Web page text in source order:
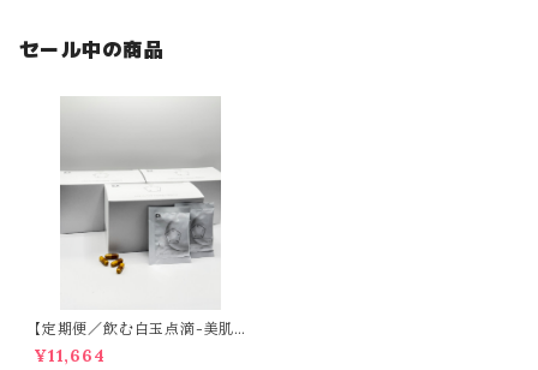
セール中の商品
【定期便／飲む白玉点滴-美肌
目的の方-】CLEAR（60日分）
¥11,664